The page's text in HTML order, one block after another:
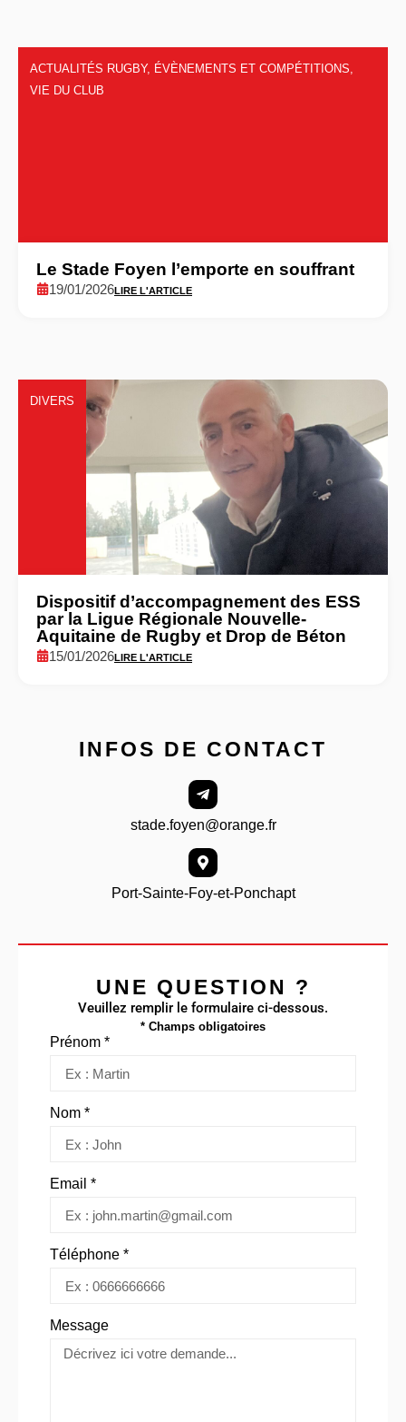
ACTUALITÉS RUGBY, ÉVÈNEMENTS ET COMPÉTITIONS,
VIE DU CLUB
Le Stade Foyen l’emporte en souffrant
19/01/2026LIRE L'ARTICLE
DIVERS
Dispositif d’accompagnement des ESS
par la Ligue Régionale Nouvelle-
Aquitaine de Rugby et Drop de Béton
15/01/2026LIRE L'ARTICLE
INFOS DE CONTACT
stade.foyen@orange.fr
Port-Sainte-Foy-et-Ponchapt
UNE QUESTION ?
Veuillez remplir le formulaire ci-dessous.
* Champs obligatoires
Prénom *
Nom *
Email *
Téléphone *
Message